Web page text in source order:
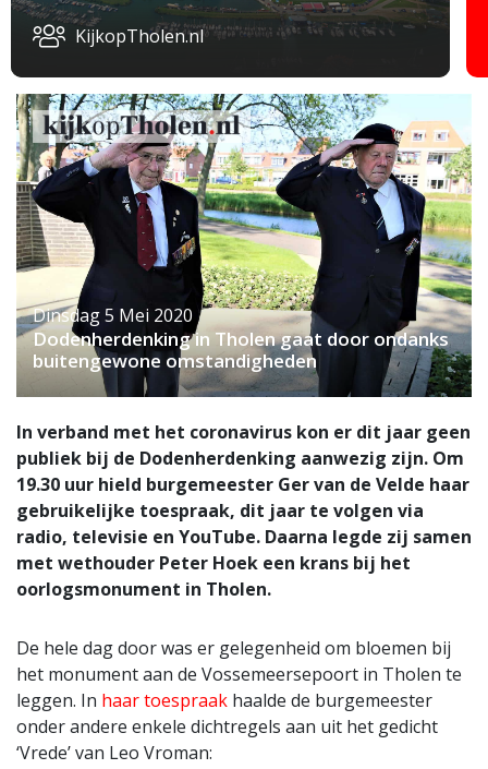
KijkopTholen.nl
Dinsdag 5 Mei 2020
Dodenherdenking in Tholen gaat door ondanks
buitengewone omstandigheden
In verband met het coronavirus kon er dit jaar geen
publiek bij de Dodenherdenking aanwezig zijn. Om
19.30 uur hield burgemeester Ger van de Velde haar
gebruikelijke toespraak, dit jaar te volgen via
radio, televisie en YouTube. Daarna legde zij samen
met wethouder Peter Hoek een krans bij het
oorlogsmonument in Tholen.
De hele dag door was er gelegenheid om bloemen bij
het monument aan de Vossemeersepoort in Tholen te
leggen. In haar toespraak haalde de burgemeester
onder andere enkele dichtregels aan uit het gedicht
‘Vrede’ van Leo Vroman: